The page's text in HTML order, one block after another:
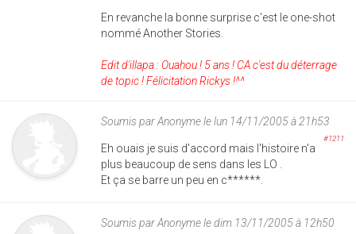
En revanche la bonne surprise c'est le one-shot
nommé Another Stories.
Edit d'illapa : Ouahou ! 5 ans ! CA c'est du déterrage
de topic ! Félicitation Rickys !^^
Soumis parAnonymele lun 14/11/2005 à 21h53
#1211
Eh ouais je suis d'accord mais l'histoire n'a
plus beaucoup de sens dans les LO .
Et ça se barre un peu en c******.
Soumis parAnonymele dim 13/11/2005 à 12h50